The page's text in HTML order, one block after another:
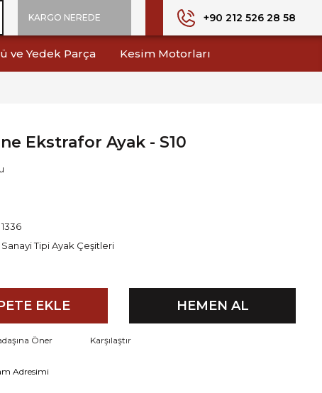
KARGO NEREDE +90 212 526 28 58
ve Yedek Parça Kesim Motorları
Ekstrafor Ayak - S10
1336
Sanayi Tipi Ayak Çeşitleri
EKLE HEMEN AL
Öner Karşılaştır
Adresimi